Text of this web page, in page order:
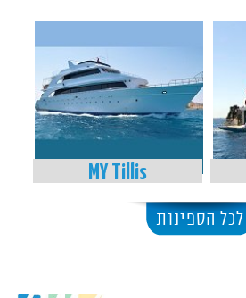
MY Tillis
לכל הספינות